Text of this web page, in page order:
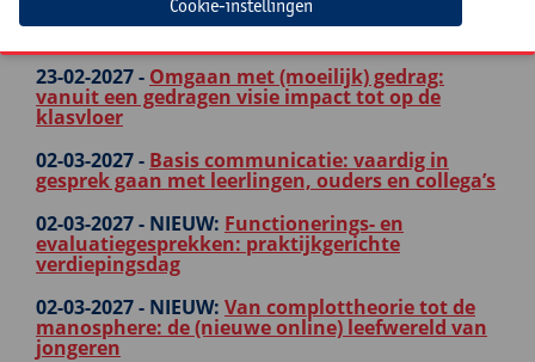
Je school promoten met beperkte
tijd en beperkt budget? Een haalbare kaart!
23-02-2027 - Omgaan met (moeilijk) gedrag:
vanuit een gedragen visie impact tot op de
klasvloer
02-03-2027 - Basis communicatie: vaardig in
gesprek gaan met leerlingen, ouders en collega’s
02-03-2027 - NIEUW: Functionerings- en
evaluatiegesprekken: praktijkgerichte
verdiepingsdag
02-03-2027 - NIEUW: Van complottheorie tot de
manosphere: de (nieuwe online) leefwereld van
jongeren
Cookie-instellingen